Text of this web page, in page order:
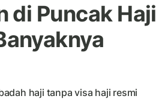
di Puncak Haji
haji tanpa visa haji resmi